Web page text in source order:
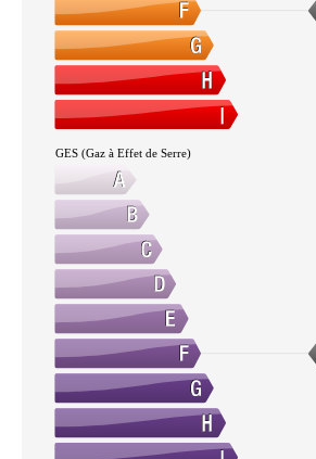
GES (Gaz à Effet de Serre)